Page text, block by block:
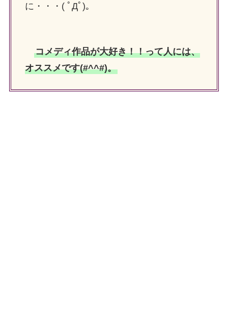
に・・・( ﾟДﾟ)。
コメディ作品が大好き！！って人には、
オススメです(#^^#)。